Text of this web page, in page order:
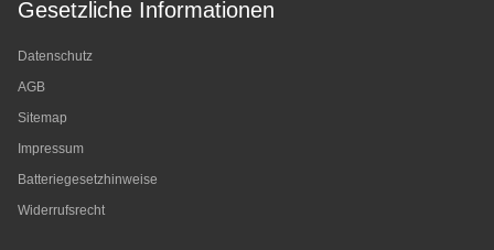
Gesetzliche Informationen
Datenschutz
AGB
Sitemap
Impressum
Batteriegesetzhinweise
Widerrufsrecht